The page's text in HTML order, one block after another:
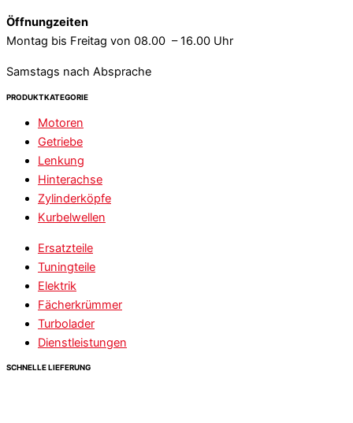
Öffnungzeiten
Montag bis Freitag von 08.00 – 16.00 Uhr
Samstags nach Absprache
PRODUKTKATEGORIE
Motoren
Getriebe
Lenkung
Hinterachse
Zylinderköpfe
Kurbelwellen
Ersatzteile
Tuningteile
Elektrik
Fächerkrümmer
Turbolader
Dienstleistungen
SCHNELLE LIEFERUNG